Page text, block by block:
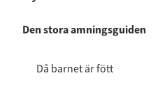
Den stora amningsguiden
Då barnet är fött